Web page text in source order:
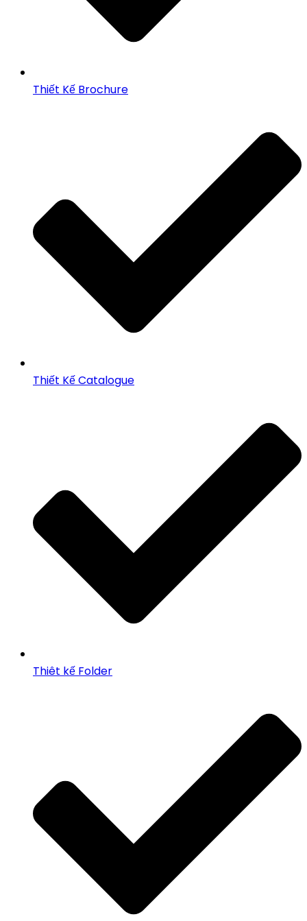
Thiết Kế Brochure
Thiết Kế Catalogue
Thiêt kế Folder